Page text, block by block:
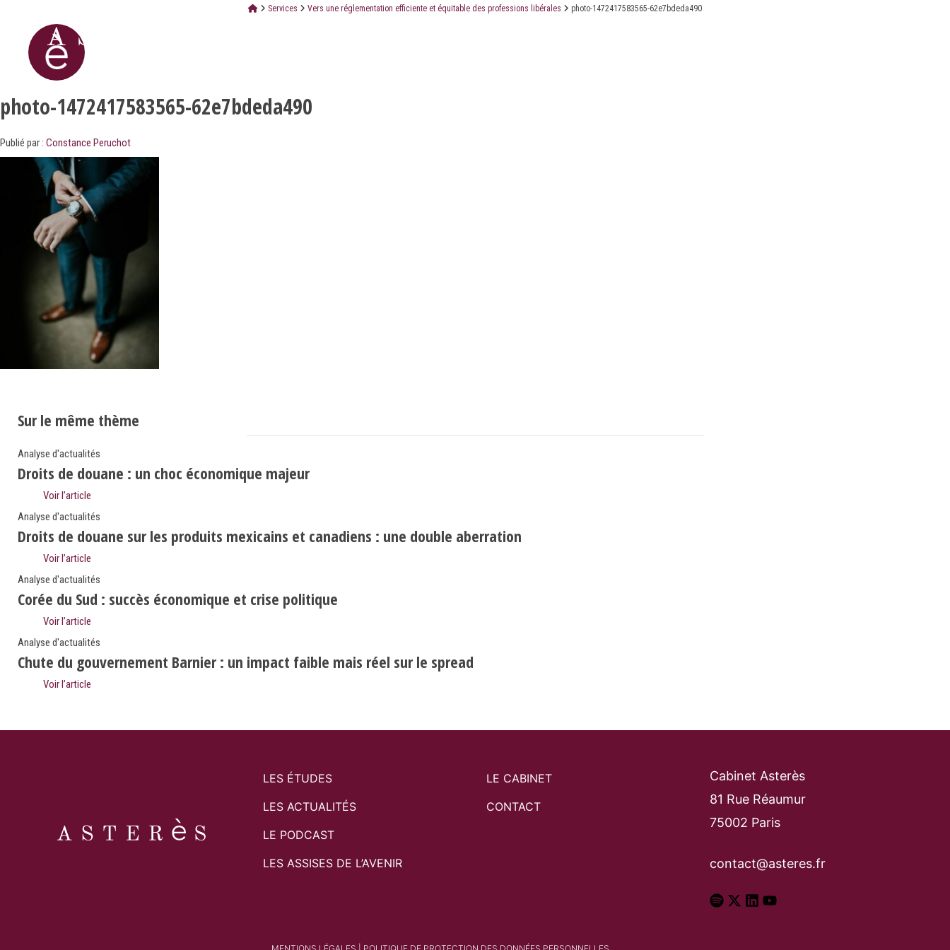
Services Vers une réglementation efficiente et équitable des professions libérales photo-1472417583565-62e7bdeda490
photo-1472417583565-62e7bdeda490
Publié par : Constance Peruchot
Sur le même thème
Analyse d'actualités
Droits de douane : un choc économique majeur
Voir l’article
Analyse d'actualités
Droits de douane sur les produits mexicains et canadiens : une double aberration
Voir l’article
Analyse d'actualités
Corée du Sud : succès économique et crise politique
Voir l’article
Analyse d'actualités
Chute du gouvernement Barnier : un impact faible mais réel sur le spread
Voir l’article
LES ÉTUDES
LES ACTUALITÉS
LE PODCAST
LES ASSISES DE L’AVENIR
LE CABINET
CONTACT
Cabinet Asterès
81 Rue Réaumur
75002 Paris
contact@asteres.fr